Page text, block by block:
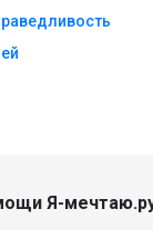
Я-